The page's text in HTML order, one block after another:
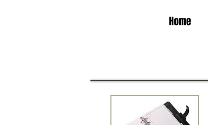
Home